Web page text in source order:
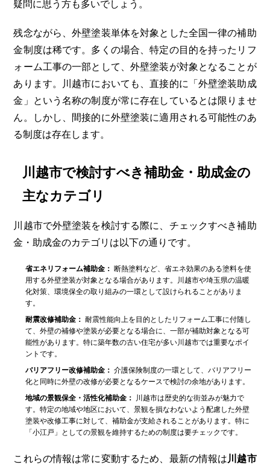
疑問に思う方も多いでしょう。
残念ながら、外壁塗装単体を対象とした全国一律の補助
金制度は稀です。多くの場合、特定の目的を持ったリフ
ォーム工事の一部として、外壁塗装が対象となることが
あります。川越市においても、直接的に「外壁塗装助成
金」という名称の制度が常に存在しているとは限りませ
ん。しかし、間接的に外壁塗装に適用される可能性のあ
る制度は存在します。
川越市で検討すべき補助金・助成金の
主なカテゴリ
川越市で外壁塗装を検討する際に、チェックすべき補助
金・助成金のカテゴリは以下の通りです。
省エネリフォーム補助金： 断熱塗料など、省エネ効果のある塗料を使
用する外壁塗装が対象となる場合があります。川越市や埼玉県の温暖
化対策、環境保全の取り組みの一環として設けられることがありま
す。
耐震改修補助金： 耐震性能向上を目的としたリフォーム工事に付随し
て、外壁の補修や塗装が必要となる場合に、一部が補助対象となる可
能性があります。特に築年数の古い住宅が多い川越市では重要なポイ
ントです。
バリアフリー改修補助金： 介護保険制度の一環として、バリアフリー
化と同時に外壁の改修が必要となるケースで検討の余地があります。
地域の景観保全・活性化補助金： 川越市は歴史的な街並みが魅力で
す。特定の地域や地区において、景観を損なわないよう配慮した外壁
塗装や改修工事に対して、補助金が支給されることがあります。特に
「小江戸」としての景観を維持するための制度は要チェックです。
これらの情報は常に変動するため、最新の情報は 川越市